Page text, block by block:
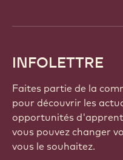
INFOLETTRE
Faites partie de la
pour découvrir les
opportunités
vous pouvez changer
vous le souhaitez.